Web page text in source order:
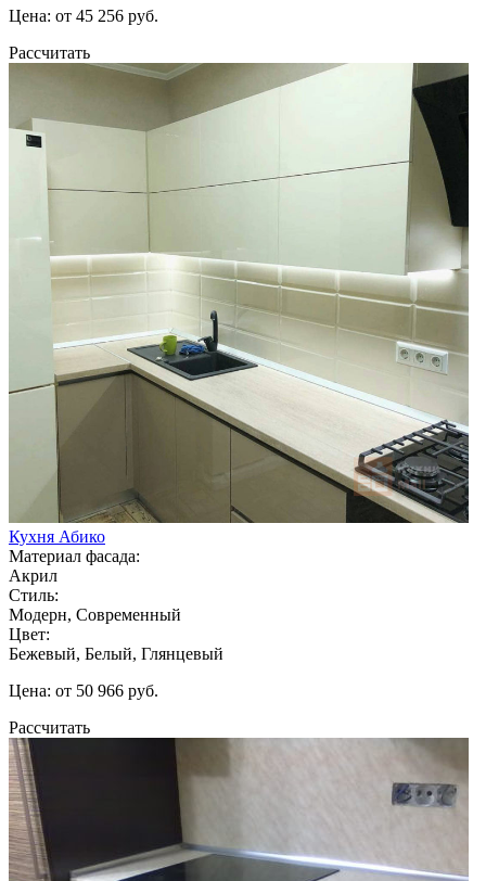
Цена: от 45 256 руб.
Рассчитать
Кухня Абико
Материал фасада:
Акрил
Стиль:
Модерн, Современный
Цвет:
Бежевый, Белый, Глянцевый
Цена: от 50 966 руб.
Рассчитать